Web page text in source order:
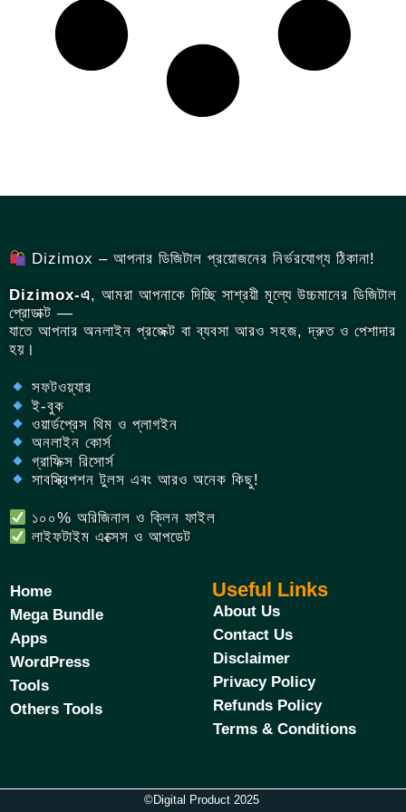
Dizimox – আপনার ডিজিটাল প্রয়োজনের নির্ভরযোগ্য ঠিকানা!
Dizimox-এ, আমরা আপনাকে দিচ্ছি সাশ্রয়ী মূল্যে উচ্চমানের ডিজিটাল
প্রোডাক্ট —
যাতে আপনার অনলাইন প্রজেক্ট বা ব্যবসা আরও সহজ, দ্রুত ও পেশাদার
হয়।
সফটওয়্যার
ই-বুক
ওয়ার্ডপ্রেস থিম ও প্লাগইন
অনলাইন কোর্স
গ্রাফিক্স রিসোর্স
সাবস্ক্রিপশন টুলস এবং আরও অনেক কিছু!
১০০% অরিজিনাল ও ক্লিন ফাইল
লাইফটাইম এক্সেস ও আপডেট
Home
Mega Bundle
Apps
WordPress
Tools
Others Tools
Useful Links
About Us
Contact Us
Disclaimer
Privacy Policy
Refunds Policy
Terms & Conditions
©Digital Product 2025